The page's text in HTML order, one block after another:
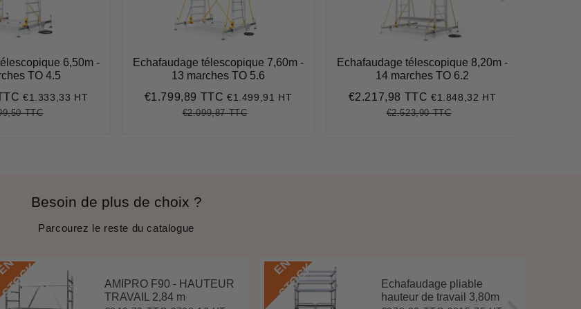
6,50m -
TO 4.5
€1.599,99
€1.333,33 HT
TTC€1.799,50
Echafaudage télescopique 7,60m -
13 marches TO 5.6
Prix
€1.799,89 TTC€1.799,89
€1.499,91 HT
Prix
€2.099,87 TTC€2.099,87
Echafaudage télescopique 8,20m -
14 marches TO 6.2
Prix
€2.217,98 TTC€2.217,98
€1.848,32 HT
Prix
€2.523,90 TTC€2.523,90
Besoin de plus de choix ?
Parcourez le reste du catalogue
AMIPRO F90 - HAUTEUR
TRAVAIL 2,84 m
E
N
S
T
O
C
K
Echafaudage pliable
hauteur de travail 3,80m